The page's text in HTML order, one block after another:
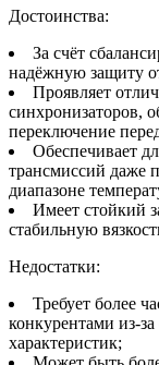
Достоинства:
За счёт
надёжную защиту
Проявляет
синхронизаторов,
переключение
Обеспечивает
трансмиссий даже
диапазоне
Имеет стойкий
стабильную
Недостатки:
Требует более
конкурентами из-
характеристик;